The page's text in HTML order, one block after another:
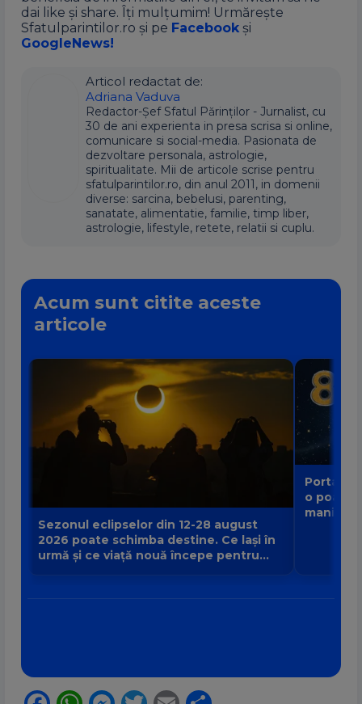
dai like și share. Îți mulțumim! Urmărește
Sfatulparintilor.ro și pe Facebook și
GoogleNews!
Articol redactat de:
Adriana Vaduva
Redactor-Șef Sfatul Părinților - Jurnalist, cu
30 de ani experienta in presa scrisa si online,
comunicare si social-media. Pasionata de
dezvoltare personala, astrologie,
spiritualitate. Mii de articole scrise pentru
sfatulparintilor.ro, din anul 2011, in domenii
diverse: sarcina, bebelusi, parenting,
sanatate, alimentatie, familie, timp liber,
astrologie, lifestyle, retete, relatii si cuplu.
Acum sunt citite aceste
articole
Sezonul eclipselor din 12-28 august
2026 poate schimba destine. Ce lași în
urmă și ce viață nouă începe pentru
Portalul
o poartă